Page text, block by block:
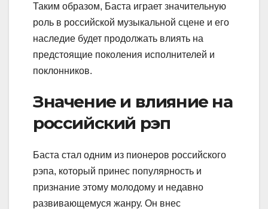
Таким образом, Баста играет значительную
роль в российской музыкальной сцене и его
наследие будет продолжать влиять на
предстоящие поколения исполнителей и
поклонников.
Значение и влияние на
российский рэп
Баста стал одним из пионеров российского
рэпа, который принес популярность и
признание этому молодому и недавно
развивающемуся жанру. Он внес